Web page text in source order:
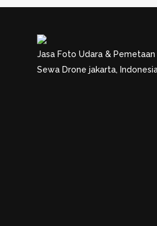
Jasa Foto Udara &
Sewa Drone jakarta,